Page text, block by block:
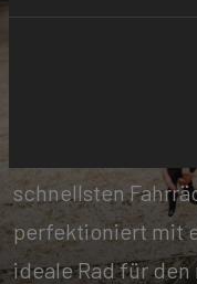
Aero-
Unsere Aero-to-
schnellsten
perfektioniert mit
ideale Rad für den